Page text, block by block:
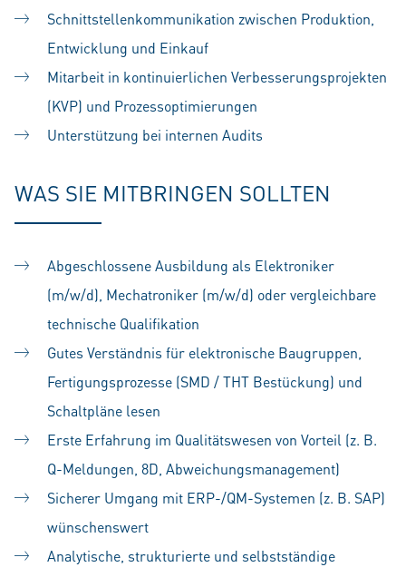
Schnittstellenkommunikation zwischen Produktion,
Entwicklung und Einkauf
Mitarbeit in kontinuierlichen Verbesserungsprojekten
(KVP) und Prozessoptimierungen
Unterstützung bei internen Audits
WAS SIE MITBRINGEN SOLLTEN
Abgeschlossene Ausbildung als Elektroniker
(m/w/d), Mechatroniker (m/w/d) oder vergleichbare
technische Qualifikation
Gutes Verständnis für elektronische Baugruppen,
Fertigungsprozesse (SMD / THT Bestückung) und
Schaltpläne lesen
Erste Erfahrung im Qualitätswesen von Vorteil (z. B.
Q-Meldungen, 8D, Abweichungsmanagement)
Sicherer Umgang mit ERP-/QM-Systemen (z. B. SAP)
wünschenswert
Analytische, strukturierte und selbstständige